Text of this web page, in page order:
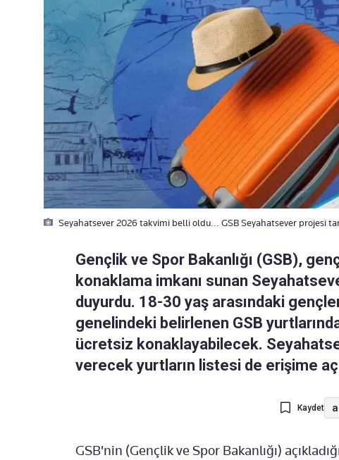
Seyahatsever 2026 takvimi belli oldu... GSB Seyahatsever projesi
Gençlik ve Spor Bakanlığı (GSB),
konaklama imkanı sunan
duyurdu. 18-30 yaş arasındaki
genelindeki belirlenen GSB
ücretsiz konaklayabilecek.
verecek yurtların listesi de erişime
Kaydet
GSB'nin (Gençlik ve Spor Bakanlığı)